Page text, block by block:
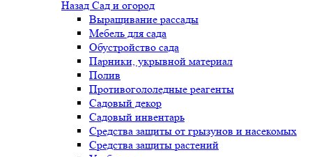
Назад Сад и огород
Выращивание рассады
Мебель для сада
Обустройство сада
Парники, укрывной материал
Полив
Противогололедные реагенты
Садовый декор
Садовый инвентарь
Средства защиты от грызунов и насекомых
Средства защиты растений